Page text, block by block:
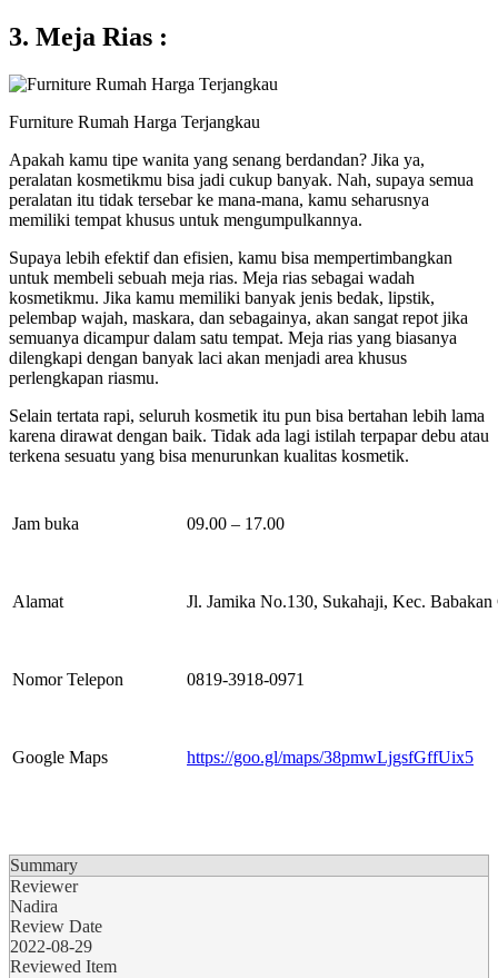
3. Meja Rias :
Furniture Rumah Harga Terjangkau
Apakah kamu tipe wanita yang senang berdandan? Jika ya,
peralatan kosmetikmu bisa jadi cukup banyak. Nah, supaya semua
peralatan itu tidak tersebar ke mana-mana, kamu seharusnya
memiliki tempat khusus untuk mengumpulkannya.
Supaya lebih efektif dan efisien, kamu bisa mempertimbangkan
untuk membeli sebuah meja rias. Meja rias sebagai wadah
kosmetikmu. Jika kamu memiliki banyak jenis bedak, lipstik,
pelembap wajah, maskara, dan sebagainya, akan sangat repot jika
semuanya dicampur dalam satu tempat. Meja rias yang biasanya
dilengkapi dengan banyak laci akan menjadi area khusus
perlengkapan riasmu.
Selain tertata rapi, seluruh kosmetik itu pun bisa bertahan lebih lama
karena dirawat dengan baik. Tidak ada lagi istilah terpapar debu atau
terkena sesuatu yang bisa menurunkan kualitas kosmetik.
Jam buka 09.00 – 17.00
Alamat Jl. Jamika No.130, Sukahaji, Kec.
Nomor Telepon 0819-3918-0971
Google Maps https://goo.gl/maps/38pmwLjgsfGffUix5
Summary
Reviewer
Nadira
Review Date
2022-08-29
Reviewed Item